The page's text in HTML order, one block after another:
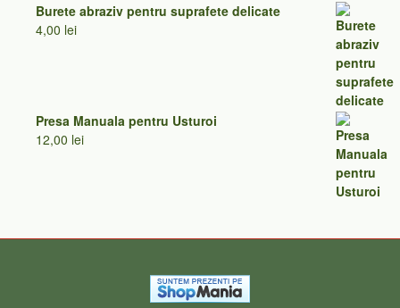
Burete abraziv pentru suprafete delicate
4,00 lei
Presa Manuala pentru Usturoi
12,00 lei